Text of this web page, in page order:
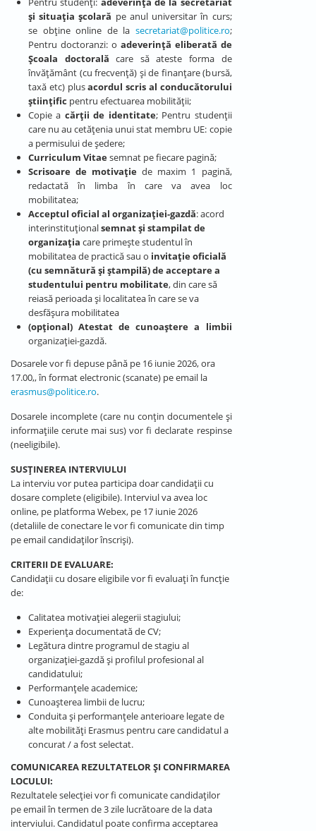
și situația școlară pe anul universitar în curs;
se obține online de la secretariat@politice.ro;
Pentru doctoranzi: o adeverinţă eliberată de
Şcoala doctorală care să ateste forma de
învăţământ (cu frecvenţă) şi de finanţare (bursă,
taxă etc) plusacordul scris al conducătorului
științific pentru efectuarea mobilității;
Copie a cărții de identitate; Pentru studenţii
care nu au cetăţenia unui stat membru UE: copie
a permisului de şedere;
Curriculum Vitaesemnat pe fiecare pagină;
Scrisoare de motivație de maxim 1 pagină,
redactată în limba în care va avea loc
mobilitatea;
Acceptul oficial al organizației-gazdă: acord
interinstituționalsemnat și stampilat de
organizația care primește studentul în
mobilitatea de practică sau o invitație oficială
(cu semnătură și ștampilă) de acceptare a
studentului pentru mobilitate, din care să
reiasă perioada și localitatea în care se va
desfășura mobilitatea
(opțional) Atestat de cunoaștere a limbii
organizației-gazdă.
Dosarele vor fi depuse până pe 16 iunie 2026, ora
17.00,, în format electronic (scanate) pe email la
erasmus@politice.ro.
Dosarele incomplete (care nu conțin documentele și
informațiile cerute mai sus) vor fi declarate respinse
(neeligibile).
SUSȚINEREA INTERVIULUI
La interviu vor putea participa doar candidații cu
dosare complete (eligibile). Interviul va avea loc
online, pe platforma Webex, pe 17 iunie 2026
(detaliile de conectare le vor fi comunicate din timp
pe email candidaților înscriși).
CRITERII DE EVALUARE:
Candidații cu dosare eligibile vor fi evaluaţi în funcţie
de:
Calitatea motivației alegerii stagiului;
Experiența documentată de CV;
Legătura dintre programul de stagiu al
organizației-gazdă și profilul profesional al
candidatului;
Performanțele academice;
Cunoașterea limbii de lucru;
Conduita și performanțele anterioare legate de
alte mobilități Erasmus pentru care candidatul a
concurat / a fost selectat.
COMUNICAREA REZULTATELOR ȘI CONFIRMAREA
LOCULUI:
Rezultatele selecției vor fi comunicate candidaților
pe email în termen de 3 zile lucrătoare de la data
interviului. Candidatul poate confirma acceptarea